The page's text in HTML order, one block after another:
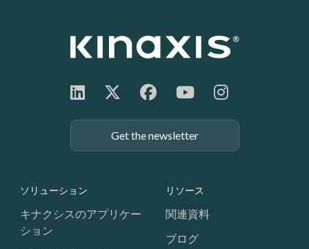
Get the newsletter
Footer: Navigation
ソリューション
キナクシスのアプリケー
ション
リソース
関連資料
ブログ